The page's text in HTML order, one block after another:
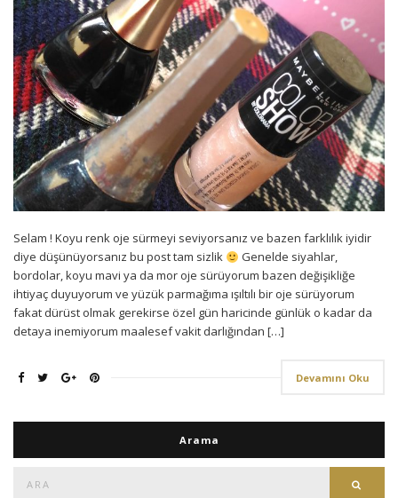
Selam ! Koyu renk oje sürmeyi seviyorsanız ve bazen farklılık iyidir
diye düşünüyorsanız bu post tam sizlik
Genelde siyahlar,
bordolar, koyu mavi ya da mor oje sürüyorum bazen değişikliğe
ihtiyaç duyuyorum ve yüzük parmağıma ışıltılı bir oje sürüyorum
fakat dürüst olmak gerekirse özel gün haricinde günlük o kadar da
detaya inemiyorum maalesef vakit darlığından […]
Devamını Oku
Arama